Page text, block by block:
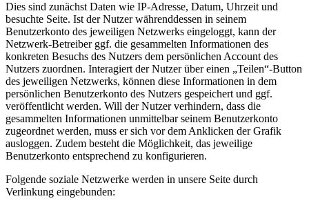
Dies sind zunächst Daten wie IP-Adresse, Datum, Uhrzeit und
besuchte Seite. Ist der Nutzer währenddessen in seinem
Benutzerkonto des jeweiligen Netzwerks eingeloggt, kann der
Netzwerk-Betreiber ggf. die gesammelten Informationen des
konkreten Besuchs des Nutzers dem persönlichen Account des
Nutzers zuordnen. Interagiert der Nutzer über einen „Teilen“-Button
des jeweiligen Netzwerks, können diese Informationen in dem
persönlichen Benutzerkonto des Nutzers gespeichert und ggf.
veröffentlicht werden. Will der Nutzer verhindern, dass die
gesammelten Informationen unmittelbar seinem Benutzerkonto
zugeordnet werden, muss er sich vor dem Anklicken der Grafik
ausloggen. Zudem besteht die Möglichkeit, das jeweilige
Benutzerkonto entsprechend zu konfigurieren.
Folgende soziale Netzwerke werden in unsere Seite durch
Verlinkung eingebunden: